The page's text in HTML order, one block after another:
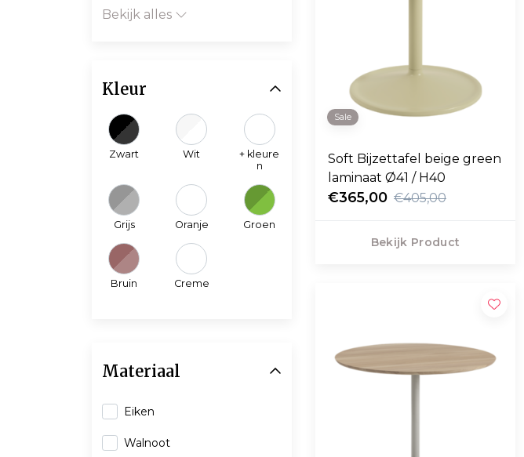
Sale
Soft Bijzettafel beige green
laminaat Ø41 / H40
€365,00 €405,00
Bekijk Product
Bekijk alles
Kleur
Zwart Wit
+ kleure
n
Grijs Oranje Groen
Bruin Creme
Materiaal
Eiken
Walnoot